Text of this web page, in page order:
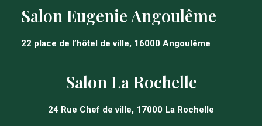
Salon Eugenie Angoulême
22 place de l’hôtel de ville, 16000 Angoulême
Salon La Rochelle
24 Rue Chef de ville, 17000 La Rochelle